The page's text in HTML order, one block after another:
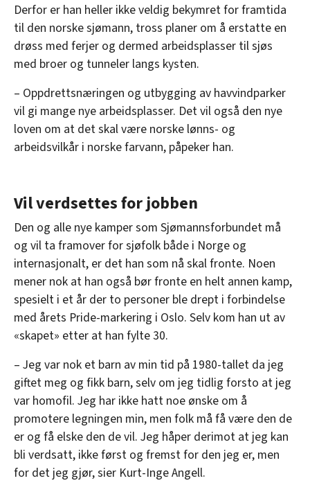
Derfor er han heller ikke veldig bekymret for framtida
til den norske sjømann, tross planer om å erstatte en
drøss med ferjer og dermed arbeidsplasser til sjøs
med broer og tunneler langs kysten.
– Oppdrettsnæringen og utbygging av havvindparker
vil gi mange nye arbeidsplasser. Det vil også den nye
loven om at det skal være norske lønns- og
arbeidsvilkår i norske farvann, påpeker han.
Vil verdsettes for jobben
Den og alle nye kamper som Sjømannsforbundet må
og vil ta framover for sjøfolk både i Norge og
internasjonalt, er det han som nå skal fronte. Noen
mener nok at han også bør fronte en helt annen kamp,
spesielt i et år der to personer ble drept i forbindelse
med årets Pride-markering i Oslo. Selv kom han ut av
«skapet» etter at han fylte 30.
– Jeg var nok et barn av min tid på 1980-tallet da jeg
giftet meg og fikk barn, selv om jeg tidlig forsto at jeg
var homofil. Jeg har ikke hatt noe ønske om å
promotere legningen min, men folk må få være den de
er og få elske den de vil. Jeg håper derimot at jeg kan
bli verdsatt, ikke først og fremst for den jeg er, men
for det jeg gjør, sier Kurt-Inge Angell.